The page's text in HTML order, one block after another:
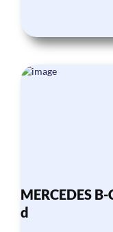
MERCEDES
d